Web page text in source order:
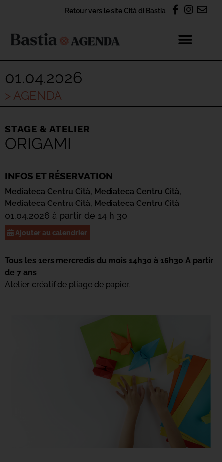
Retour vers le site Cità di Bastia
01.04.2026
> AGENDA
STAGE & ATELIER
ORIGAMI
INFOS ET RÉSERVATION
Mediateca Centru Cità, Mediateca Centru Cità,
Mediateca Centru Cità, Mediateca Centru Cità
01.04.2026 à partir de 14 h 30
Ajouter au calendrier
Tous les 1ers mercredis du mois 14h30 à 16h30 A partir
de 7 ans
Atelier créatif de pliage de papier.